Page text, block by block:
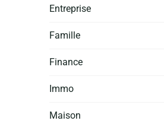
Entreprise
Famille
Finance
Immo
Maison